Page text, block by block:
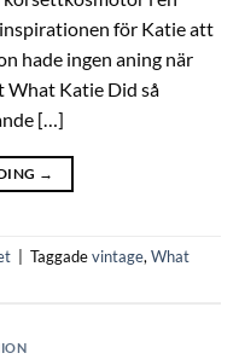
för Katie att
hade ingen aning när
What Katie Did så
[…]
→
Taggadevintage, What